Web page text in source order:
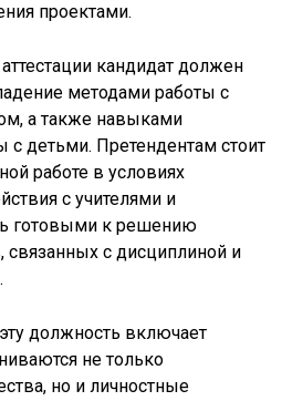
проектами.
кандидат должен
методами работы с
а также навыками
с детьми. Претендентам стоит
работе в условиях
с учителями и
готовыми к решению
с дисциплиной и
должность включает
не только
но и личностные